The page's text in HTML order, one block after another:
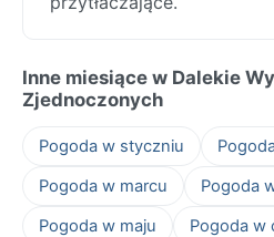
Inne miesiące w Dalekie
Zjednoczonych
Pogoda w styczniu
Pogoda w marcu
Pogoda
Pogoda w maju
Pogoda w